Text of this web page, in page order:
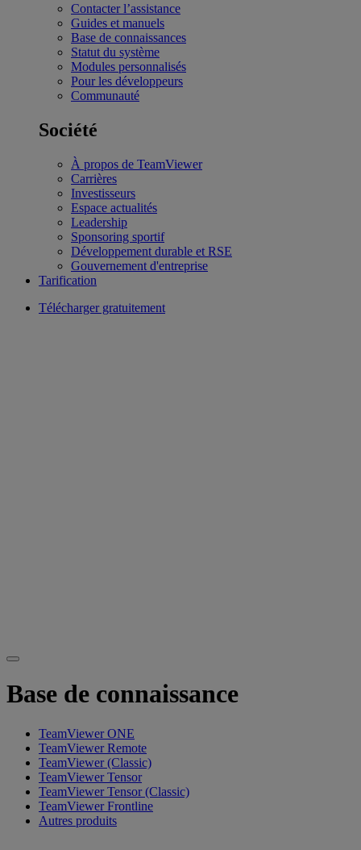
Contacter l’assistance
Guides et manuels
Base de connaissances
Statut du système
Modules personnalisés
Pour les développeurs
Communauté
Société
À propos de TeamViewer
Carrières
Investisseurs
Espace actualités
Leadership
Sponsoring sportif
Développement durable et RSE
Gouvernement d'entreprise
Tarification
Télécharger gratuitement
Base de connaissance
TeamViewer ONE
TeamViewer Remote
TeamViewer (Classic)
TeamViewer Tensor
TeamViewer Tensor (Classic)
TeamViewer Frontline
Autres produits